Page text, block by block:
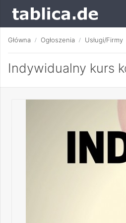
Główna Ogłoszenia Usługi/Firmy
Indywidualny kurs